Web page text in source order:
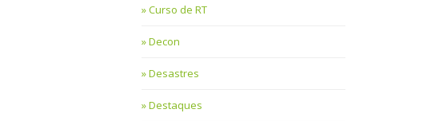
Curso de RT
Decon
Desastres
Destaques